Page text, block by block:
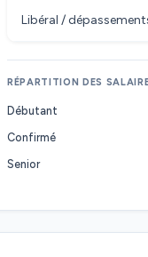
Libéral /
RÉPARTITION DES
Débutant
Confirmé
Senior